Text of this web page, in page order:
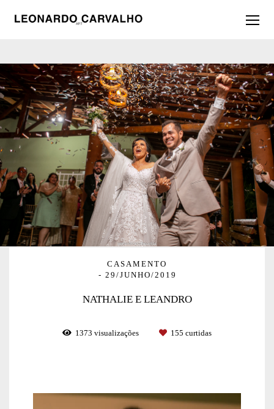
CASAMENTO
29/JUNHO/2019
NATHALIE E LEANDRO
1373 visualizações 155 curtidas